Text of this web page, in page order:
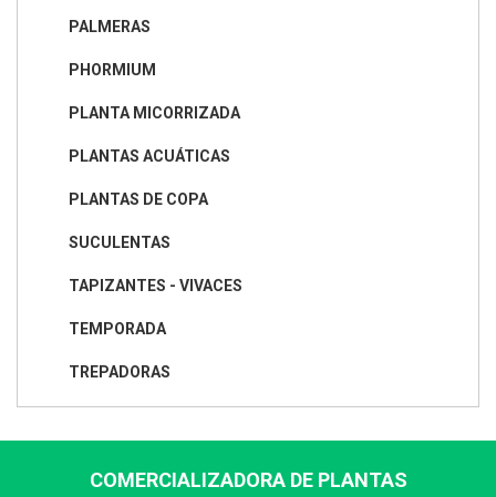
PALMERAS
PHORMIUM
PLANTA MICORRIZADA
PLANTAS ACUÁTICAS
PLANTAS DE COPA
SUCULENTAS
TAPIZANTES - VIVACES
TEMPORADA
TREPADORAS
COMERCIALIZADORA DE PLANTAS